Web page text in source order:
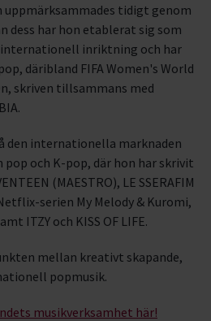
uppmärksammades tidigt genom
dess har hon etablerat sig som
inriktning och har
däribland FIFA Women's World
skriven tillsammans med
den internationella marknaden
och K-pop, där hon har skrivit
(MAESTRO), LE SSERAFIM
serien My Melody & Kuromi,
ITZY och KISS OF LIFE.
mellan kreativt skapande,
popmusik.
musikverksamhet här!